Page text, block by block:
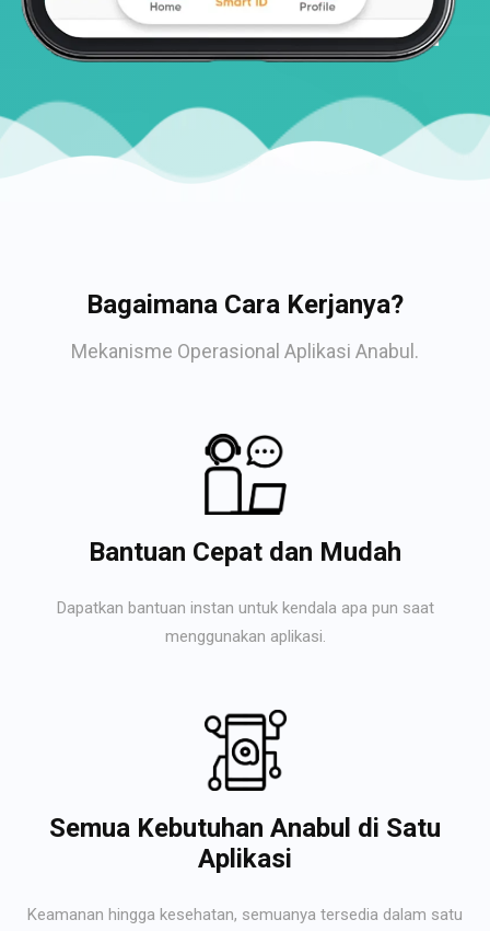
Bagaimana Cara Kerjanya?
Mekanisme Operasional Aplikasi Anabul.
Bantuan Cepat dan Mudah
Dapatkan bantuan instan untuk kendala apa pun saat
menggunakan aplikasi.
Semua Kebutuhan Anabul di Satu
Aplikasi
Keamanan hingga kesehatan, semuanya tersedia dalam satu